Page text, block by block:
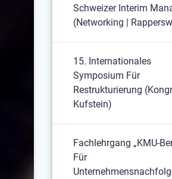
Schweizer Interim
(Networking |
15. Internationales
Symposium Für
Restrukturierung
Kufstein)
Fachlehrgang „KMU-
Für